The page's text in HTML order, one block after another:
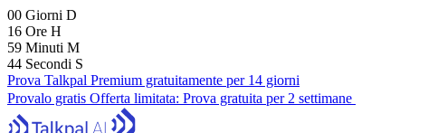
00 Giorni D
16 Ore H
59 Minuti M
43 Secondi S
Prova Talkpal Premium gratuitamente per 14 giorni
Provalo gratis Offerta limitata: Prova gratuita per 2 settimane